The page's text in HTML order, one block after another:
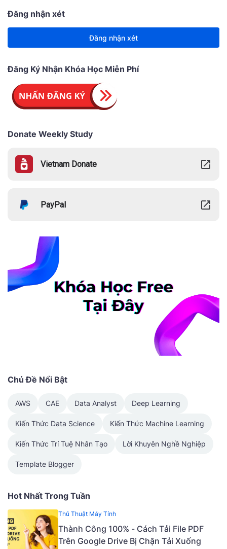
Đăng nhận xét
Đăng nhận xét
Đăng Ký Nhận Khóa Học Miễn Phí
Donate Weekly Study
Vietnam Donate
PayPal
Chủ Đề Nổi Bật
AWS CAE Data Analyst Deep Learning
Kiến Thức Data Science Kiến Thức Machine Learning
Kiến Thức Trí Tuệ Nhân Tạo Lời Khuyên Nghề Nghiệp
Template Blogger
Hot Nhất Trong Tuần
Thủ Thuật Máy Tính
Thành Công 100% - Cách Tải File PDF
Trên Google Drive Bị Chặn Tải Xuống